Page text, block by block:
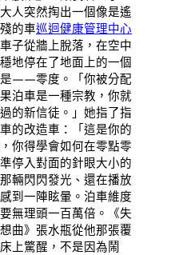
人突然掏出一個像是遙
的車巡迴健康管理中心
子從牆上脫落，在空中
地停在了地面上的一個
——零度。「你被分配
泊車是一種宗教，你就
的新信徒。」她指了指
的改造車：「這是你的
你得學會如何在零點零
停入對面的針眼大小的
輛閃閃發光、還在播放
到一陣眩暈。泊車維度
無理頭一百萬倍。《失
曲》張水瓶從他那張覆
上驚醒，不是因為鬧